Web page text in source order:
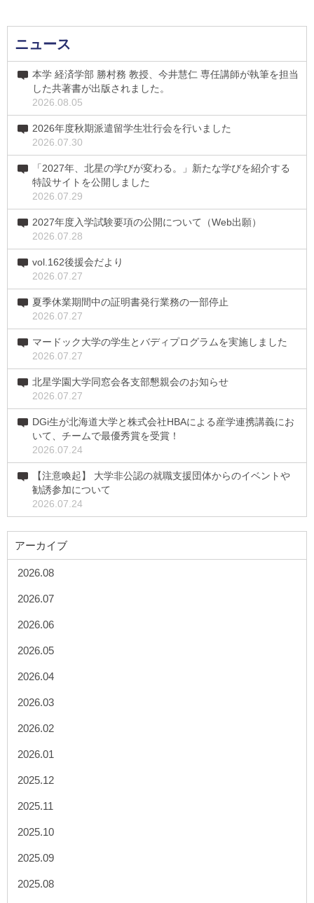
ニュース
本学 経済学部 勝村務 教授、今井慧仁 専任講師が執筆を担当
した共著書が出版されました。
2026.08.05
2026年度秋期派遣留学生壮行会を行いました
2026.07.30
「2027年、北星の学びが変わる。」新たな学びを紹介する
特設サイトを公開しました
2026.07.29
2027年度入学試験要項の公開について（Web出願）
2026.07.28
vol.162後援会だより
2026.07.27
夏季休業期間中の証明書発行業務の一部停止
2026.07.27
マードック大学の学生とバディプログラムを実施しました
2026.07.27
北星学園大学同窓会各支部懇親会のお知らせ
2026.07.27
DGi生が北海道大学と株式会社HBAによる産学連携講義にお
いて、チームで最優秀賞を受賞！
2026.07.24
【注意喚起】 大学非公認の就職支援団体からのイベントや
勧誘参加について
2026.07.24
アーカイブ
2026.08
2026.07
2026.06
2026.05
2026.04
2026.03
2026.02
2026.01
2025.12
2025.11
2025.10
2025.09
2025.08